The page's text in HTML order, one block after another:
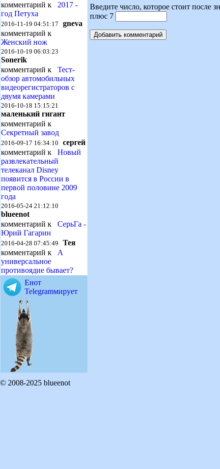
комментарий к 2017 -
год Петуха
2016-11-19 04:51:17 gneva
комментарий к
Женский нож
2016-10-19 06:03:23
Sonerik
комментарий к Тест-
обзор автомобильных
видеорегистраторов с
двумя камерами
2016-10-18 15:15:21
маленький гигант
комментарий к
Секретный завод
2016-09-17 16:34:10 сергей
комментарий к Новый
развлекательный
телеканал Disney
появится в России в
первой половине 2009
года
2016-05-24 21:12:10
blueenot
комментарий к СерьГа -
Юрий Гагарин
2016-04-28 07:45:49 Тея
комментарий к А
универсальное
противоядие бывает?
Енот
Telegramмирует
Введите число, которое стоит после
плюс 7
© 2008-2025 blueenot